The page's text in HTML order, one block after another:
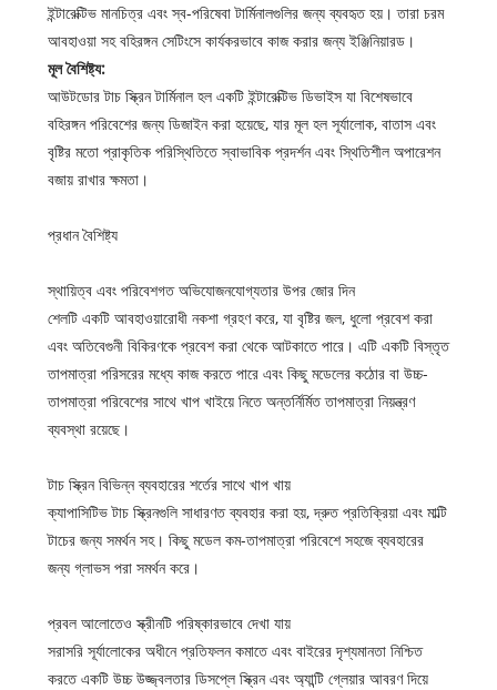
ইন্টারেক্টিভ মানচিত্র এবং স্ব-পরিষেবা টার্মিনালগুলির জন্য ব্যবহৃত হয়। তারা চরম
আবহাওয়া সহ বহিরঙ্গন সেটিংসে কার্যকরভাবে কাজ করার জন্য ইঞ্জিনিয়ারড।
মূল বৈশিষ্ট্য:
আউটডোর টাচ স্ক্রিন টার্মিনাল হল একটি ইন্টারেক্টিভ ডিভাইস যা বিশেষভাবে
বহিরঙ্গন পরিবেশের জন্য ডিজাইন করা হয়েছে, যার মূল হল সূর্যালোক, বাতাস এবং
বৃষ্টির মতো প্রাকৃতিক পরিস্থিতিতে স্বাভাবিক প্রদর্শন এবং স্থিতিশীল অপারেশন
বজায় রাখার ক্ষমতা।
প্রধান বৈশিষ্ট্য
স্থায়িত্ব এবং পরিবেশগত অভিযোজনযোগ্যতার উপর জোর দিন
শেলটি একটি আবহাওয়ারোধী নকশা গ্রহণ করে, যা বৃষ্টির জল, ধুলো প্রবেশ করা
এবং অতিবেগুনী বিকিরণকে প্রবেশ করা থেকে আটকাতে পারে। এটি একটি বিস্তৃত
তাপমাত্রা পরিসরের মধ্যে কাজ করতে পারে এবং কিছু মডেলের কঠোর বা উচ্চ-
তাপমাত্রা পরিবেশের সাথে খাপ খাইয়ে নিতে অন্তর্নির্মিত তাপমাত্রা নিয়ন্ত্রণ
ব্যবস্থা রয়েছে।
টাচ স্ক্রিন বিভিন্ন ব্যবহারের শর্তের সাথে খাপ খায়
ক্যাপাসিটিভ টাচ স্ক্রিনগুলি সাধারণত ব্যবহার করা হয়, দ্রুত প্রতিক্রিয়া এবং মাল্টি
টাচের জন্য সমর্থন সহ। কিছু মডেল কম-তাপমাত্রা পরিবেশে সহজে ব্যবহারের
জন্য গ্লাভস পরা সমর্থন করে।
প্রবল আলোতেও স্ক্রীনটি পরিষ্কারভাবে দেখা যায়
সরাসরি সূর্যালোকের অধীনে প্রতিফলন কমাতে এবং বাইরের দৃশ্যমানতা নিশ্চিত
করতে একটি উচ্চ উজ্জ্বলতার ডিসপ্লে স্ক্রিন এবং অ্যান্টি গ্লেয়ার আবরণ দিয়ে